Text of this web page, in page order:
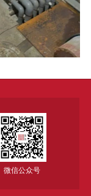
微信公众号